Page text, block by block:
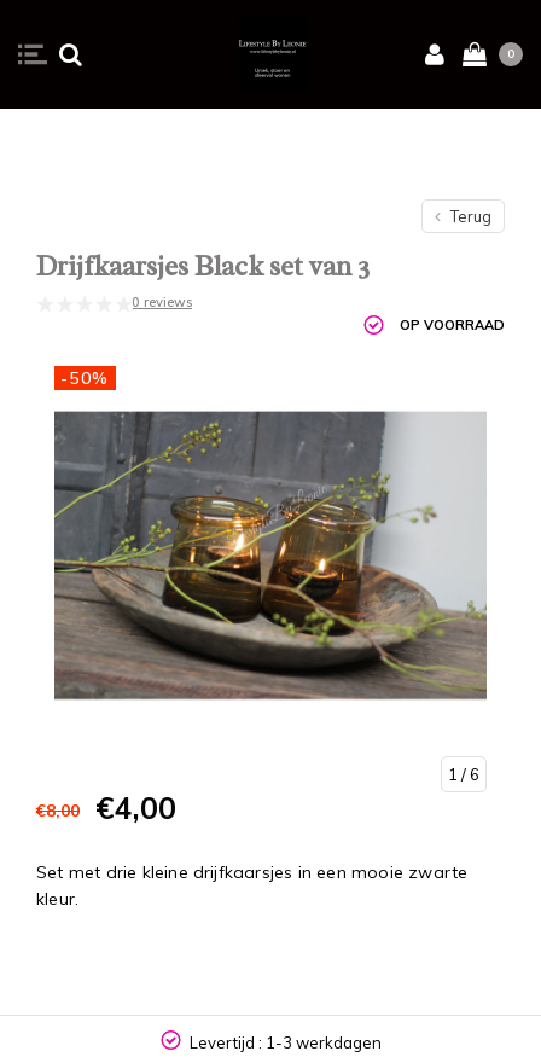
0
Terug
Drijfkaarsjes Black set van 3
0 reviews
OP VOORRAAD
-50%
1 / 6
€8,00 €4,00
Set met drie kleine drijfkaarsjes in een mooie zwarte
kleur.
Levertijd : 1-3 werkdagen